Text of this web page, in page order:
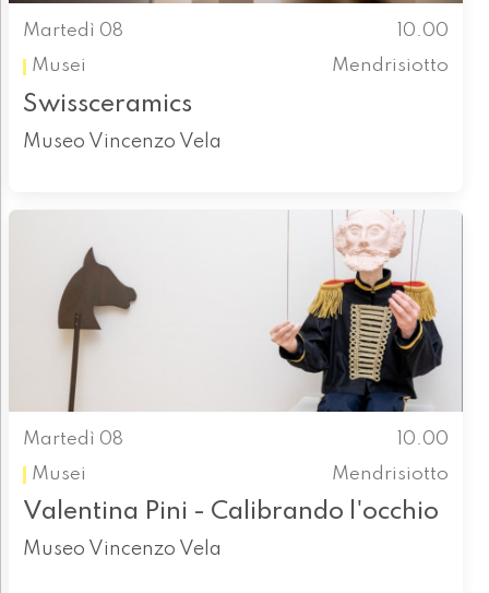
Martedì 08
10.00
Musei
Mendrisiotto
Swissceramics
Museo Vincenzo Vela
Martedì 08
10.00
Musei
Mendrisiotto
Valentina Pini - Calibrando l'occhio
Museo Vincenzo Vela